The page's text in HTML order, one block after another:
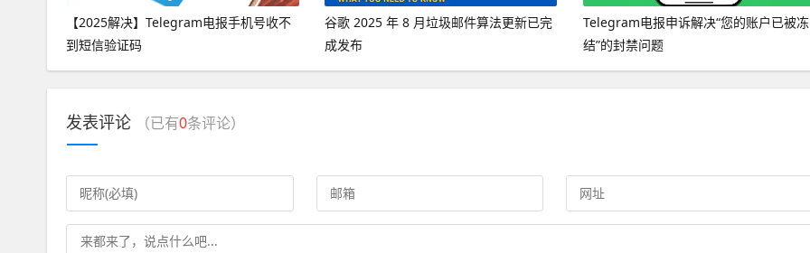
【2025解决】Telegram电报手机号收不
到短信验证码
谷歌 2025 年 8 月垃圾邮件算法更新已完
成发布
Telegram电报申诉解决“您的账户已被冻
结”的封禁问题
发表评论 （已有0条评论）